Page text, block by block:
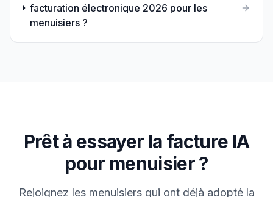
facturation électronique 2026 pour les
menuisiers ?
Prêt à essayer la facture IA
pour menuisier?
Rejoignez les menuisiers qui ont déjà adopté la